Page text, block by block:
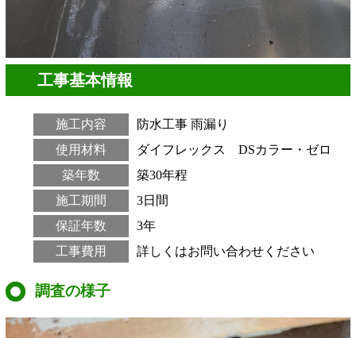
工事基本情報
施工内容 防水工事 雨漏り
使用材料
ダイフレックス DSカラー・ゼロ
築年数
築30年程
施工期間
3日間
保証年数
3年
工事費用
詳しくはお問い合わせください
調査の様子